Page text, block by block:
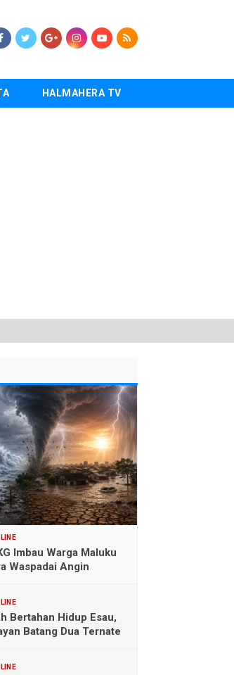
HALMAHERA TV
Imbau Warga Maluku
Waspadai Angin
Bertahan Hidup Esau,
Batang Dua Ternate